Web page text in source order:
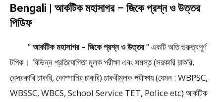
Bengali | আর্কটিক মহাসাগর – জিকে প্রশ্ন ও উত্তর
পিডিফ
”আর্কটিক মহাসাগর – জিকে প্রশ্ন ও উত্তর” একটি অতি গুরুত্বপূর্ণ
টপিক। বিভিন্ন প্রতিযোগিতা মূলক পরীক্ষা এবং সমস্ত (সরকারি চাকরি,
বেসরকারি চাকরি, কোম্পানির চাকরি) চাকরীমূলক পরীক্ষায় (যেমন : WBPSC,
WBSSC, WBCS, School Service TET, Police etc) আর্কটিক